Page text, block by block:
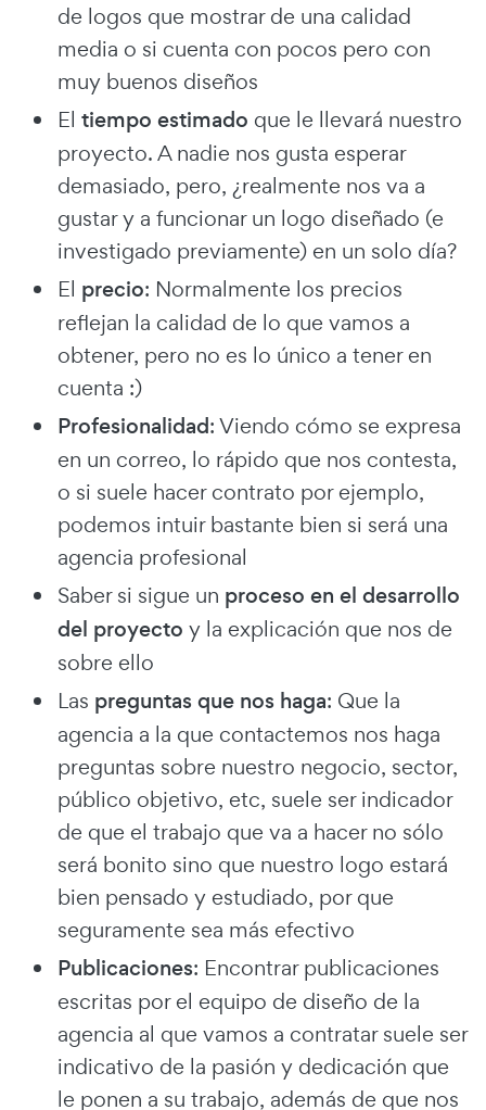
de logos que mostrar de una calidad
media o si cuenta con pocos pero con
muy buenos diseños
El tiempo estimado que le llevará nuestro
proyecto. A nadie nos gusta esperar
demasiado, pero, ¿realmente nos va a
gustar y a funcionar un logo diseñado (e
investigado previamente) en un solo día?
El precio: Normalmente los precios
reflejan la calidad de lo que vamos a
obtener, pero no es lo único a tener en
cuenta :)
Profesionalidad: Viendo cómo se expresa
en un correo, lo rápido que nos contesta,
o si suele hacer contrato por ejemplo,
podemos intuir bastante bien si será una
agencia profesional
Saber si sigue un proceso en el desarrollo
del proyecto y la explicación que nos de
sobre ello
Las preguntas que nos haga: Que la
agencia a la que contactemos nos haga
preguntas sobre nuestro negocio, sector,
público objetivo, etc, suele ser indicador
de que el trabajo que va a hacer no sólo
será bonito sino que nuestro logo estará
bien pensado y estudiado, por que
seguramente sea más efectivo
Publicaciones: Encontrar publicaciones
escritas por el equipo de diseño de la
agencia al que vamos a contratar suele ser
indicativo de la pasión y dedicación que
le ponen a su trabajo, además de que nos